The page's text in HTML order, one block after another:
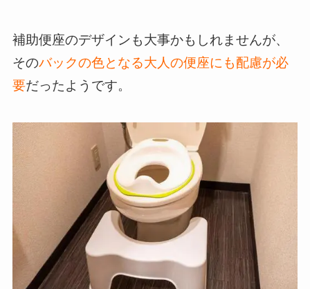
補助便座のデザインも大事かもしれませんが、
そのバックの色となる大人の便座にも配慮が必
要だったようです。